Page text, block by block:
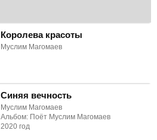
Королева красоты
Муслим Магомаев
Синяя вечность
Муслим Магомаев
Альбом: Поёт Муслим Магомаев
2020 год